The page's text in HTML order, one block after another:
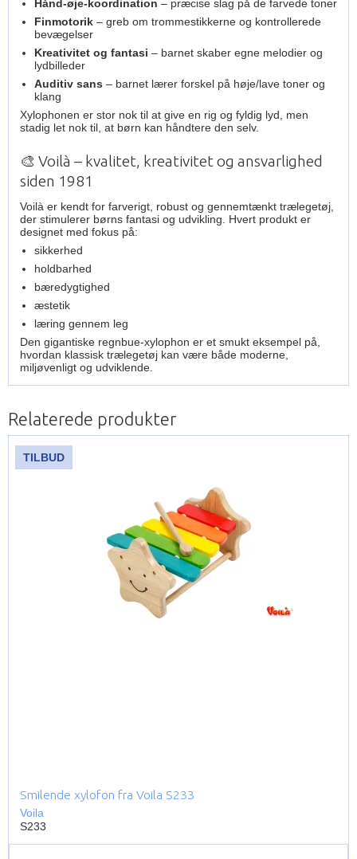
Hånd‑øje‑koordination – præcise slag på de farvede toner
Finmotorik– greb om trommestikkerne og kontrollerede
bevægelser
Kreativitet og fantasi – barnet skaber egne melodier og
lydbilleder
Auditiv sans – barnet lærer forskel på høje/lave toner og
klang
Xylophonen er stor nok til at give en rig og fyldig lyd, men
stadig let nok til, at børn kan håndtere den selv.
🎨 Voilà – kvalitet, kreativitet og ansvarlighed
siden 1981
Voilà er kendt for farverigt, robust og gennemtænkt trælegetøj,
der stimulerer børns fantasi og udvikling. Hvert produkt er
designet med fokus på:
sikkerhed
holdbarhed
bæredygtighed
æstetik
læring gennem leg
Den gigantiske regnbue‑xylophon er et smukt eksempel på,
hvordan klassisk trælegetøj kan være både moderne,
miljøvenligt og udviklende.
Relaterede produkter
TILBUD
Smilende xylofon fra Voila S233
Voila
S233